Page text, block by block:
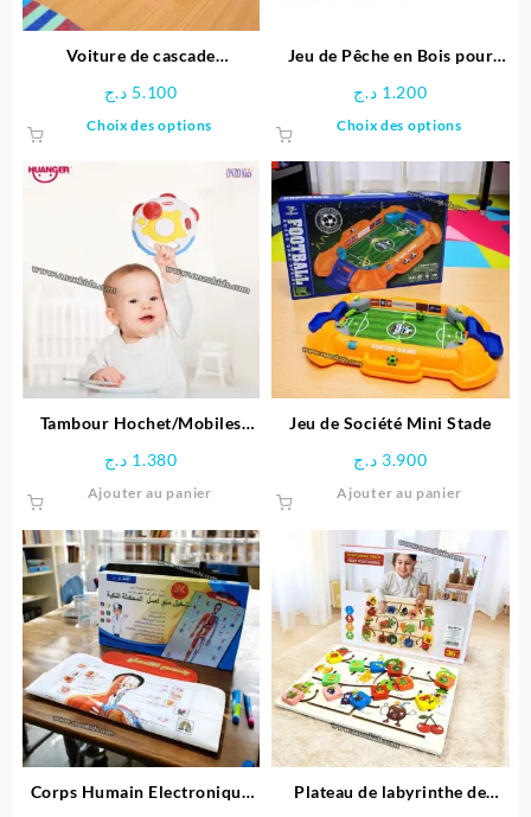
Voiture de cascade
5.100 د.ج
Choix des options
a
plusieurs
variations.
peuvent
la
page
Jeu de Pêche en Bois pour
1.200 د.ج
Choix des options
a
Les
options
être
choisies
sur
la
page
Tambour Hochet/Mobiles
1.380 د.ج
Ajouter au panier
Jeu de Société Mini Stade
3.900 د.ج
Ajouter au panier
Corps Humain Electronique
Plateau de labyrinthe de